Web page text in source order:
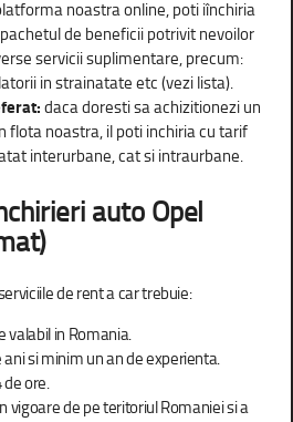
noastra online, poti iînchiria
de beneficii potrivit nevoilor
servicii suplimentare, precum:
in strainatate etc (vezi lista).
daca doresti sa achizitionezi un
flota noastra, il poti inchiria cu tarif
interurbane, cat si intraurbane.
autoOpel
de rent a car trebuie:
valabil in Romania.
si minim un an de experienta.
ore.
vigoare de pe teritoriul Romaniei si a